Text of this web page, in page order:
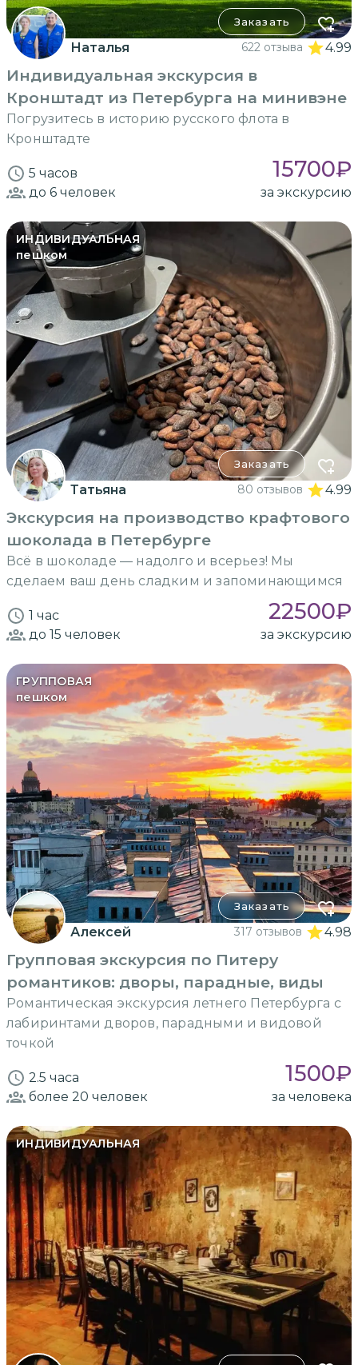
Заказать
Наталья 622 отзыва 4.99
Индивидуальная экскурсия в
Кронштадт из Петербурга на минивэне
Погрузитесь в историю русского флота в
Кронштадте
5 часов 15700₽
до 6 человек за экскурсию
ИНДИВИДУАЛЬНАЯ
пешком
Заказать
Татьяна 80 отзывов 4.99
Экскурсия на производство крафтового
шоколада в Петербурге
Всё в шоколаде — надолго и всерьез! Мы
сделаем ваш день сладким и запоминающимся
1 час 22500₽
до 15 человек за экскурсию
ГРУППОВАЯ
пешком
Заказать
Алексей 317 отзывов 4.98
Групповая экскурсия по Питеру
романтиков: дворы, парадные, виды
Романтическая экскурсия летнего Петербурга с
лабиринтами дворов, парадными и видовой
точкой
2.5 часа 1500₽
более 20 человек за человека
ИНДИВИДУАЛЬНАЯ